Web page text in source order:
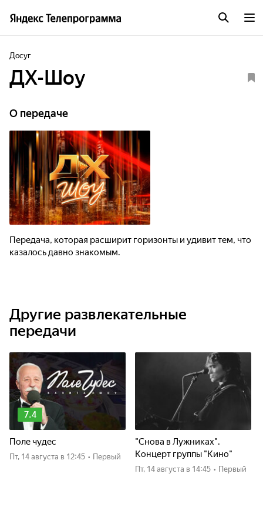
Досуг
ДХ-Шоу
О передаче
Передача, которая расширит горизонты и удивит тем, что
казалось давно знакомым.
Другие развлекательные
передачи
7.4
Поле чудес
пт, 14 августа в 12:45 • Первый
"Снова в Лужниках".
Концерт группы "Кино"
пт, 14 августа в 14:45 • Первый